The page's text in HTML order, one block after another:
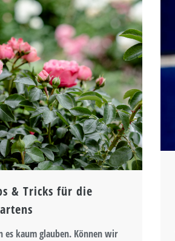
& Tricks für die
es kaum glauben. Können wir